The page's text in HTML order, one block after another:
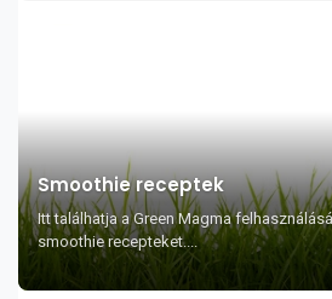
Smoothie receptek
Itt találhatja a Green Magma
smoothie recepteket....